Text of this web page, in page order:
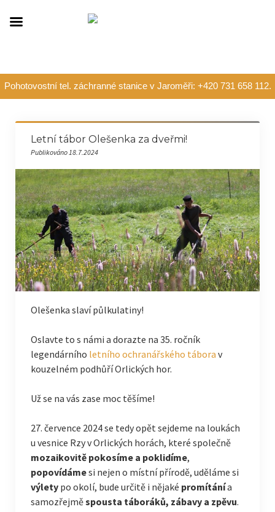
Pohotovostní tel. záchranné stanice v Jaroměři: +420 731 658 112.
Letní tábor Olešenka za dveřmi!
Publikováno 18.7.2024
Olešenka slaví půlkulatiny!
Oslavte to s námi a dorazte na 35. ročník
legendárního letního ochranářského tábora v
kouzelném podhůří Orlických hor.
Už se na vás zase moc těšíme!
27. července 2024 se tedy opět sejdeme na loukách
u vesnice Rzy v Orlických horách, které společně
mozaikovitě pokosíme a poklidíme,
popovídámesi nejen o místní přírodě, uděláme si
výlety po okolí, bude určitě i nějaké promítánía
samozřejměspousta táboráků, zábavy a zpěvu.